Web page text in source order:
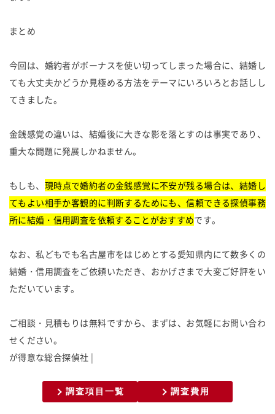
まとめ
今回は、婚約者がボーナスを使い切ってしまった場合に、結婚し
ても大丈夫かどうか見極める方法をテーマにいろいろとお話しし
てきました。
金銭感覚の違いは、結婚後に大きな影を落とすのは事実であり、
重大な問題に発展しかねません。
もしも、 現時点で婚約者の金銭感覚に不安が残る場合は、結婚し
てもよい相手か客観的に判断するためにも、信頼できる探偵事務
所に結婚・信用調査を依頼することがおすすめです。
なお、私どもでも名古屋市をはじめとする愛知県内にて数多くの
結婚・信用調査をご依頼いただき、おかげさまで大変ご好評をい
ただいています。
ご相談・見積もりは無料ですから、まずは、お気軽にお問い合わ
せください。
が得意な総合探偵社
調査項目一覧 調査費用